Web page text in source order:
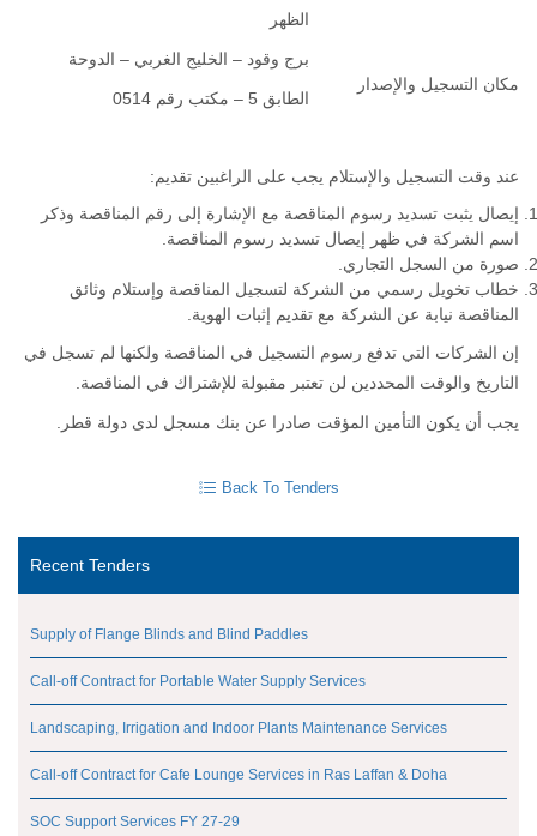
الظهر
مكان التسجيل والإصدار
برج وقود – الخليج الغربي – الدوحة
الطابق 5 – مكتب رقم 0514
عند وقت التسجيل والإستلام يجب على الراغبين تقديم:
إيصال يثبت تسديد رسوم المناقصة مع الإشارة إلى رقم المناقصة وذكر
اسم الشركة في ظهر إيصال تسديد رسوم المناقصة.
صورة من السجل التجاري.
خطاب تخويل رسمي من الشركة لتسجيل المناقصة وإستلام وثائق
المناقصة نيابة عن الشركة مع تقديم إثبات الهوية.
إن الشركات التي تدفع رسوم التسجيل في المناقصة ولكنها لم تسجل في
التاريخ والوقت المحددين لن تعتبر مقبولة للإشتراك في المناقصة.
يجب أن يكون التأمين المؤقت صادرا عن بنك مسجل لدى دولة قطر.
Back To Tenders
Recent Tenders
Supply of Flange Blinds and Blind Paddles
Call-off Contract for Portable Water Supply Services
Landscaping, Irrigation and Indoor Plants Maintenance Services
Call-off Contract for Cafe Lounge Services in Ras Laffan & Doha
SOC Support Services FY 27-29